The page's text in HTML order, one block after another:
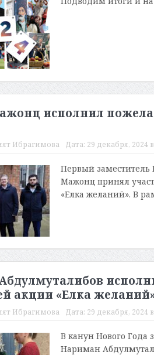
исполнил
Ибрагимова Дата: 29 декабря, 2024
Первый заместитель
Мажонц принял
«Елка желаний». В
акции «Елка
Ибрагимова Дата: 29 декабря, 2024
В канун Нового Года
Нариман